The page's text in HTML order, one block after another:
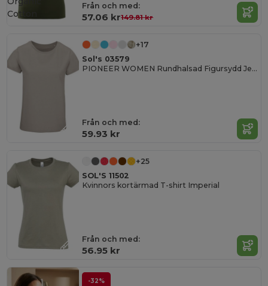
Från och med:
57.06 kr149.81 kr
Cotton
+17
Sol's 03579
PIONEER WOMEN Rundhalsad Figursydd Jersey T Shirt
Från och med:
59.93 kr
+25
SOL'S 11502
Kvinnors kortärmad T-shirt Imperial
Från och med:
56.95 kr
-32%